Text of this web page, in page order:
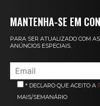
MANTENHA-SE EM
PARA SER ATUALIZADO COM
ANÚNCIOS ESPECIAIS.
* DECLARO QUE ACEITO A
MAIS/SEMANÁRIO